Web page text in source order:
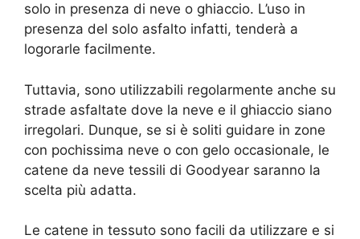
solo in presenza di neve o ghiaccio. L’uso in
presenza del solo asfalto infatti, tenderà a
logorarle facilmente.
Tuttavia, sono utilizzabili regolarmente anche su
strade asfaltate dove la neve e il ghiaccio siano
irregolari. Dunque, se si è soliti guidare in zone
con pochissima neve o con gelo occasionale, le
catene da neve tessili di Goodyear saranno la
scelta più adatta.
Le catene in tessuto sono facili da utilizzare e si